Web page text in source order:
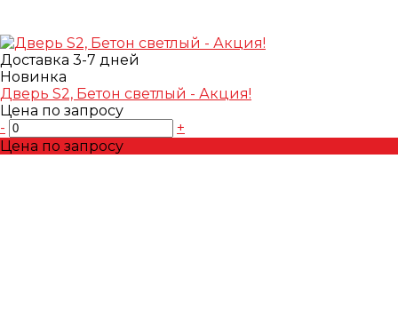
Доставка 3-7 дней
Новинка
Дверь S2, Бетон светлый - Акция!
Цена по запросу
-
+
Цена по запросу